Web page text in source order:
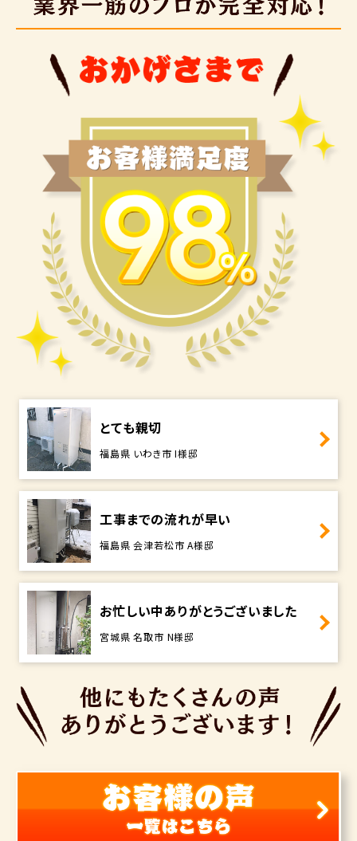
とても親切
福島県 いわき市 I様邸
工事までの流れが早い
福島県 会津若松市 A様邸
お忙しい中ありがとうございました
宮城県 名取市 N様邸